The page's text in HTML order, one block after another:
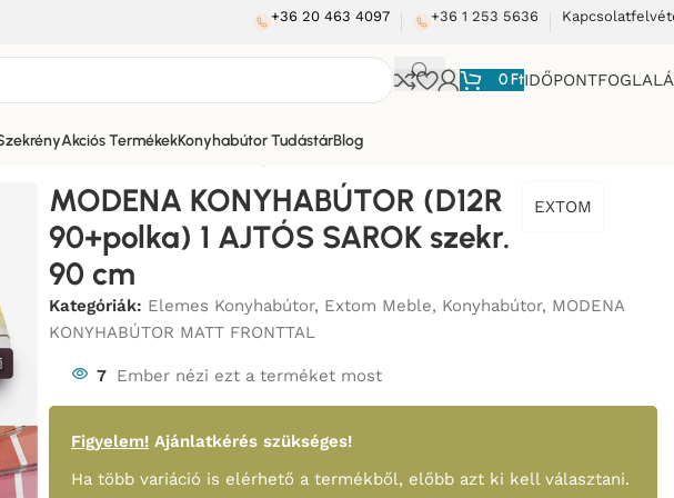
+36 20 463 4097 +36 1 253 5636
0Ft
Akciós TermékekKonyhabútor TudástárBlog
KONYHABÚTOR (D12R 90+polka) 1 AJTÓS SAROK szekr. 90 cm
MODENA KONYHABÚTOR (D12R
90+polka) 1 AJTÓS SAROK szekr.
90 cm
EXTOM
Kategóriák: Elemes Konyhabútor, Extom Meble, Konyhabútor, MODENA
KONYHABÚTOR MATT FRONTTAL
7 Ember nézi ezt a terméket most
Figyelem! Ajánlatkérés szükséges!
Ha több variáció is elérhető a termékből, előbb azt ki kell választani.